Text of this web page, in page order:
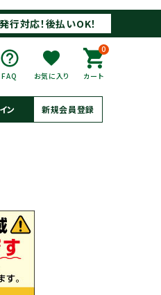
行対応！後払いOK！
FAQ お気に入り
0
カート
ン 新規会員登録